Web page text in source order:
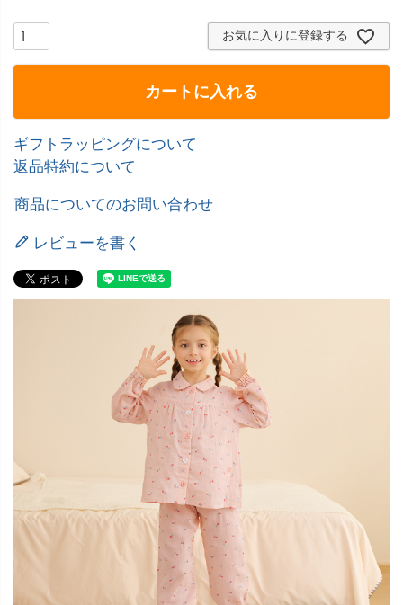
お気に入りに登録する
カートに入れる
ギフトラッピングについて
返品特約について
商品についてのお問い合わせ
レビューを書く